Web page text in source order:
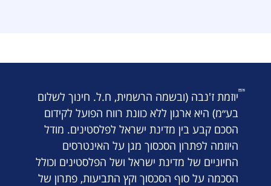
יוזמת ז'נבה (ובשמה הרשמית, ח.ל. חינוך לשלום
בע״מ) היא ארגון ללא כוונת רווח הפועל לקידום
הסכם קבע בין מדינת ישראל לפלסטינים. מודל
היוזמה לפתרון הסכסוך מגן על האינטרסים
החיוניים של מדינת ישראל ושל הפלסטינים וכולל
הסכמה על סוף הסכסוך וקץ התביעות, פתרון של